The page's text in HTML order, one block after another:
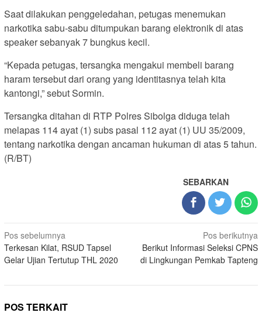
Saat dilakukan penggeledahan, petugas menemukan
narkotika sabu-sabu ditumpukan barang elektronik di atas
speaker sebanyak 7 bungkus kecil.
“Kepada petugas, tersangka mengakui membeli barang
haram tersebut dari orang yang identitasnya telah kita
kantongi,” sebut Sormin.
Tersangka ditahan di RTP Polres Sibolga diduga telah
melapas 114 ayat (1) subs pasal 112 ayat (1) UU 35/2009,
tentang narkotika dengan ancaman hukuman di atas 5 tahun.
(R/BT)
SEBARKAN
Navigasi
pos
Pos sebelumnya
Terkesan Kilat, RSUD Tapsel
Gelar Ujian Tertutup THL 2020
Pos berikutnya
Berikut Informasi Seleksi CPNS
di Lingkungan Pemkab Tapteng
POS TERKAIT